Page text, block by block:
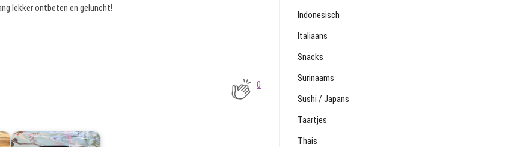
lekker ontbeten en geluncht!
0
Indonesisch
Italiaans
Snacks
Surinaams
Sushi / Japans
Taartjes
Thais